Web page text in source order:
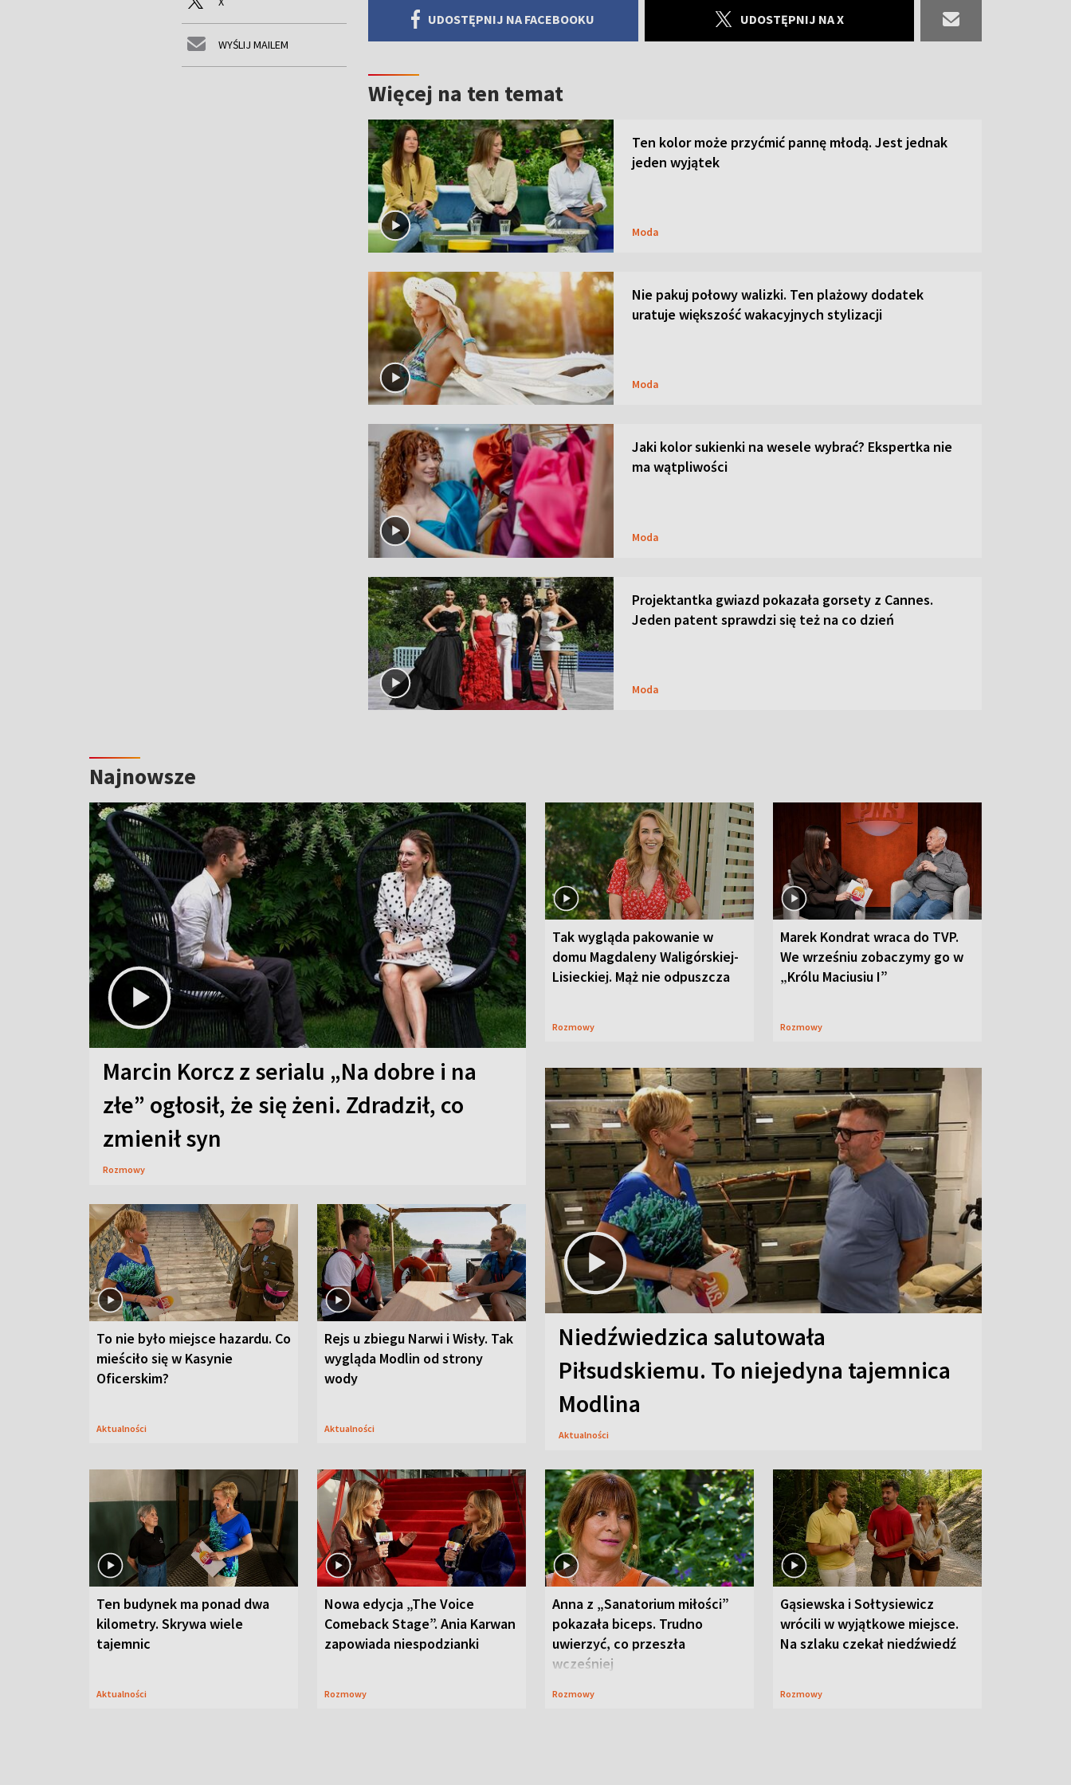
WYŚLIJ MAILEM
UDOSTĘPNIJ NA FACEBOOKU UDOSTĘPNIJ NA X
Więcej na ten temat
Ten kolor może przyćmić pannę młodą. Jest jednak
jeden wyjątek
Moda
Nie pakuj połowy walizki. Ten plażowy dodatek
uratuje większość wakacyjnych stylizacji
Moda
Jaki kolor sukienki na wesele wybrać? Ekspertka nie
ma wątpliwości
Moda
Projektantka gwiazd pokazała gorsety z Cannes.
Jeden patent sprawdzi się też na co dzień
Moda
Najnowsze
Marcin Korcz z serialu „Na dobre i na
złe” ogłosił, że się żeni. Zdradził, co
zmienił syn
Rozmowy
Tak wygląda pakowanie w
domu Magdaleny Waligórskiej-
Lisieckiej. Mąż nie odpuszcza
Rozmowy
Marek Kondrat wraca do TVP.
We wrześniu zobaczymy go w
„Królu Maciusiu I”
Rozmowy
To nie było miejsce hazardu. Co
mieściło się w Kasynie
Oficerskim?
Aktualności
Rejs u zbiegu Narwi i Wisły. Tak
wygląda Modlin od strony
wody
Aktualności
Niedźwiedzica salutowała
Piłsudskiemu. To niejedyna tajemnica
Modlina
Aktualności
Ten budynek ma ponad dwa
kilometry. Skrywa wiele
tajemnic
Aktualności
Nowa edycja „The Voice
Comeback Stage”. Ania Karwan
zapowiada niespodzianki
Rozmowy
Anna z „Sanatorium miłości”
pokazała biceps. Trudno
uwierzyć, co przeszła
wcześniej
Rozmowy
Gąsiewska i Sołtysiewicz
wrócili w wyjątkowe miejsce.
Na szlaku czekał niedźwiedź
Rozmowy